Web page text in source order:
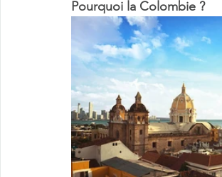
Pourquoi la Colombie ?